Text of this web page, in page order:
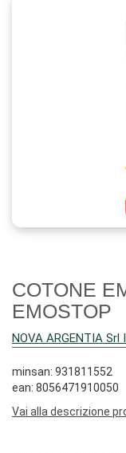
COTONE
EMOSTOP
NOVA ARGENTIA Srl
minsan: 931811552
ean: 8056471910050
Vai alla descrizione